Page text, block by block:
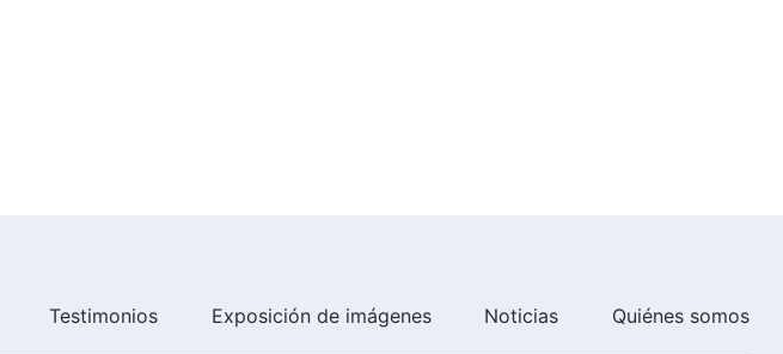
Testimonios Exposición de imágenes Noticias Quiénes somos